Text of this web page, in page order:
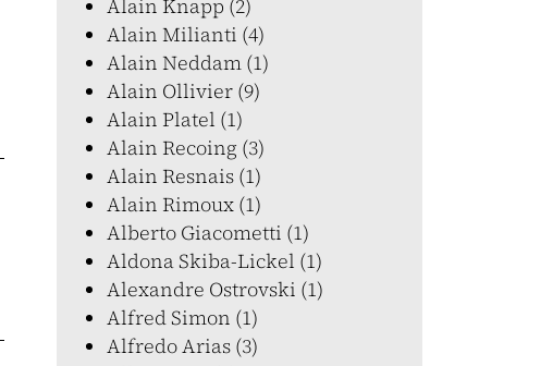
Alain Knapp (2)
Alain Milianti (4)
Alain Neddam (1)
Alain Ollivier (9)
Alain Platel (1)
Alain Recoing (3)
Alain Resnais (1)
Alain Rimoux (1)
Alberto Giacometti (1)
Aldona Skiba-Lickel (1)
Alexandre Ostrovski (1)
Alfred Simon (1)
Alfredo Arias (3)